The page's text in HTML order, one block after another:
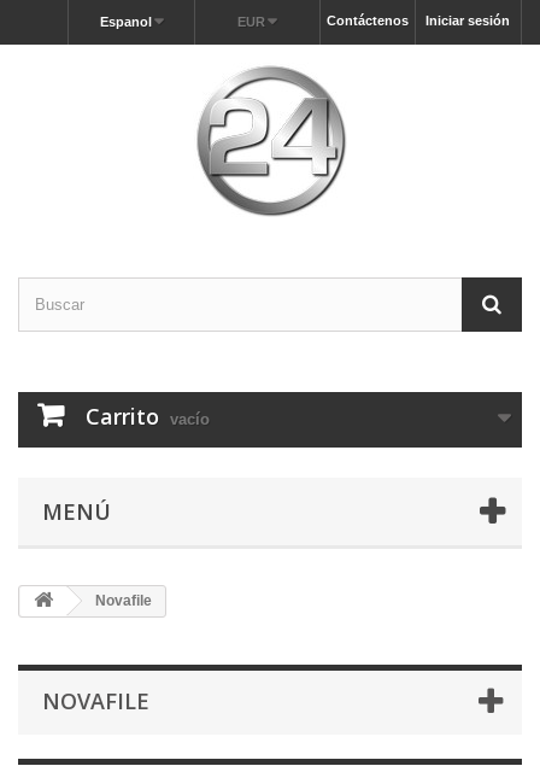
Iniciar sesión
Contáctenos
EUR
Espanol
Carrito vacío
MENÚ
Novafile
NOVAFILE